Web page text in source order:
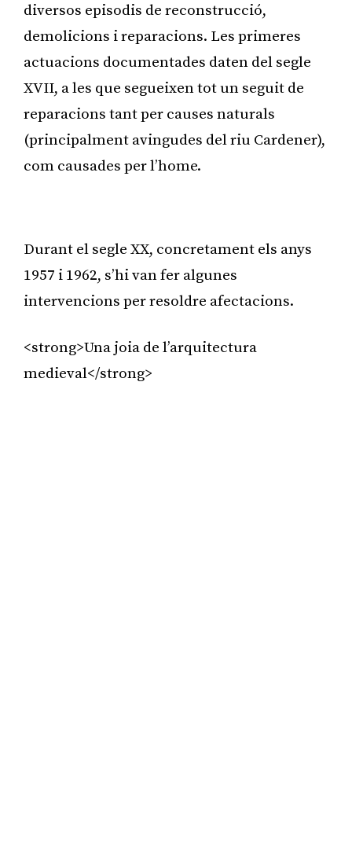
diversos episodis de reconstrucció,
demolicions i reparacions. Les primeres
actuacions documentades daten del segle
XVII, a les que segueixen tot un seguit de
reparacions tant per causes naturals
(principalment avingudes del riu Cardener),
com causades per l’home.
Durant el segle XX, concretament els anys
1957 i 1962, s’hi van fer algunes
intervencions per resoldre afectacions.
<strong>Una joia de l’arquitectura
medieval</strong>